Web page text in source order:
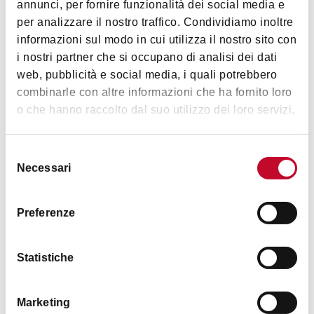
annunci, per fornire funzionalità dei social media e
per analizzare il nostro traffico. Condividiamo inoltre
informazioni sul modo in cui utilizza il nostro sito con
i nostri partner che si occupano di analisi dei dati
web, pubblicità e social media, i quali potrebbero
combinarle con altre informazioni che ha fornito loro
o che hanno raccolto dal suo utilizzo dei loro servizi.
delNecessari
Preferenze
Statistiche
Marketing
31 October 2023- Bologna Welcome
BOLOGNA GUIDE
ART & CULTURE
11 October 2023